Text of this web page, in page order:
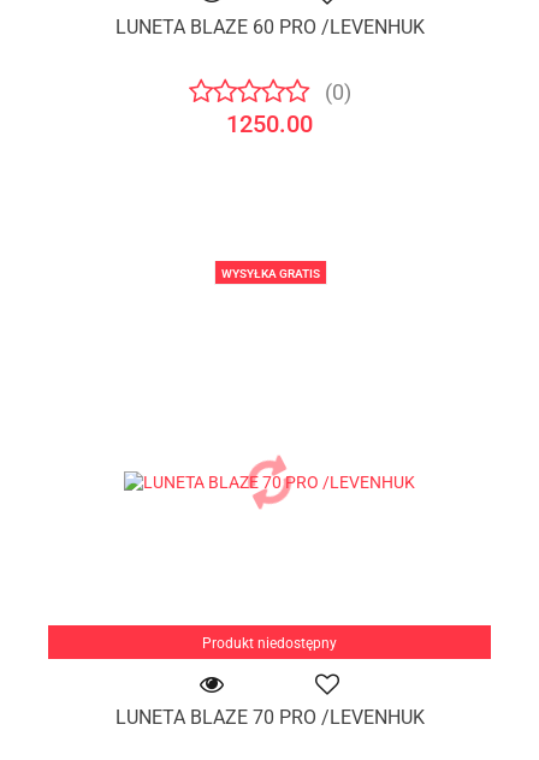
LUNETA BLAZE 60 PRO /LEVENHUK
(0)
1250.00
WYSYŁKA GRATIS
Produkt niedostępny
LUNETA BLAZE 70 PRO /LEVENHUK